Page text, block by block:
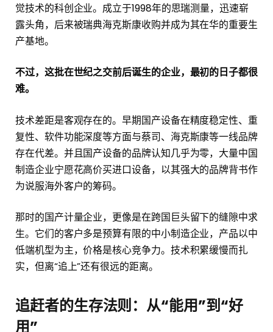
觉技术的科创企业。成立于1998年的思瑞测量，迅速崭
露头角，后来被瑞典海克斯康收购并成为其在华的重要生
产基地。
不过，这批在世纪之交前后诞生的企业，最初的日子都很
难。
技术差距是客观存在的。早期国产设备在精度稳定性、重
复性、软件功能深度等方面与蔡司、海克斯康等一线品牌
存在代差。并且国产设备的品牌认知几乎为零，大量中国
制造企业宁愿花高价买进口设备，以其强大的品牌背书作
为说服海外客户的筹码。
那时的国产计量企业，更像是在跨国巨头留下的缝隙中求
生。它们的客户多是预算有限的中小制造企业，产品以中
低端机型为主，价格是核心竞争力。技术积累缓慢而扎
实，但离“追上”还有很远的距离。
追赶者的生存法则：从“能用”到“好
用”